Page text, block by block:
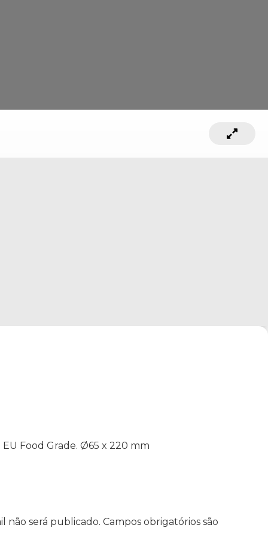
Food Grade. Ø65 x 220 mm
não será publicado. Campos obrigatórios são